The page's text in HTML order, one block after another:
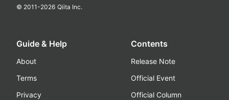
© 2011-2026 Qiita Inc.
Guide & Help
About
Terms
Privacy
Contents
Release Note
Official Event
Official Column